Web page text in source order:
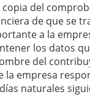
del
de que se
a la
los datos
del
la empresa
naturales